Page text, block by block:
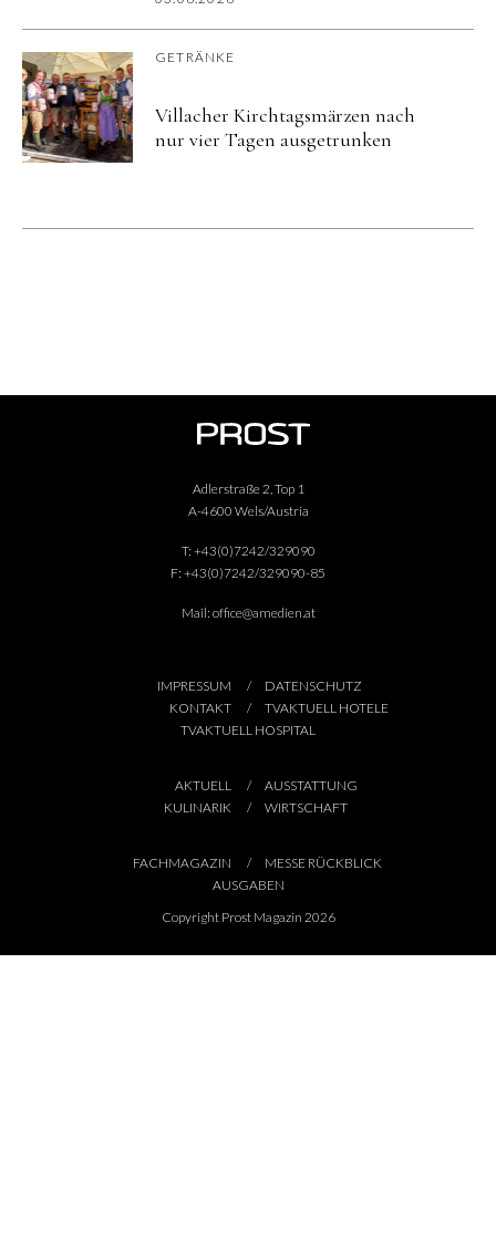
GETRÄNKE
Villacher Kirchtagsmärzen nach
nur vier Tagen ausgetrunken
Adlerstraße 2, Top 1
A-4600 Wels/Austria
T: +43(0)7242/329090
F: +43(0)7242/329090-85
Mail: office@amedien.at
IMPRESSUM
DATENSCHUTZ
KONTAKT
TVAKTUELL HOTELE
TVAKTUELL HOSPITAL
AKTUELL
AUSSTATTUNG
KULINARIK
WIRTSCHAFT
FACHMAGAZIN
MESSE RÜCKBLICK
AUSGABEN
Copyright Prost Magazin 2026